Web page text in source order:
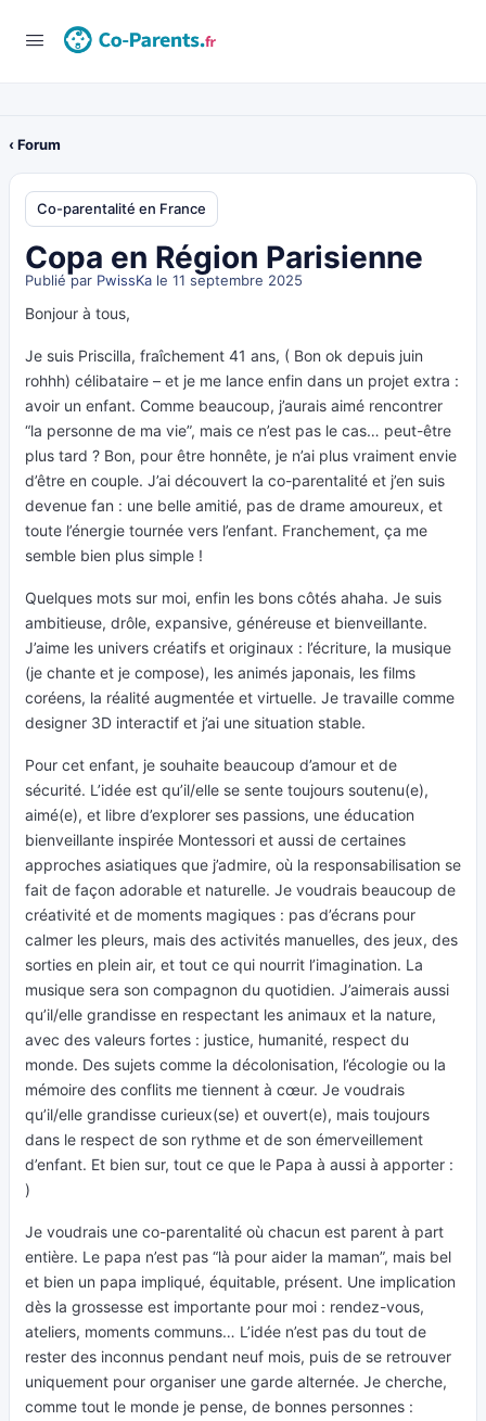
‹ Forum
Co-parentalité en France
Copa en Région Parisienne
Publié par PwissKa le 11 septembre 2025
Bonjour à tous,
Je suis Priscilla, fraîchement 41 ans, ( Bon ok depuis juin
rohhh) célibataire – et je me lance enfin dans un projet extra :
avoir un enfant. Comme beaucoup, j’aurais aimé rencontrer
“la personne de ma vie”, mais ce n’est pas le cas… peut-être
plus tard ? Bon, pour être honnête, je n’ai plus vraiment envie
d’être en couple. J’ai découvert la co-parentalité et j’en suis
devenue fan : une belle amitié, pas de drame amoureux, et
toute l’énergie tournée vers l’enfant. Franchement, ça me
semble bien plus simple !
Quelques mots sur moi, enfin les bons côtés ahaha. Je suis
ambitieuse, drôle, expansive, généreuse et bienveillante.
J’aime les univers créatifs et originaux : l’écriture, la musique
(je chante et je compose), les animés japonais, les films
coréens, la réalité augmentée et virtuelle. Je travaille comme
designer 3D interactif et j’ai une situation stable.
Pour cet enfant, je souhaite beaucoup d’amour et de
sécurité. L’idée est qu’il/elle se sente toujours soutenu(e),
aimé(e), et libre d’explorer ses passions, une éducation
bienveillante inspirée Montessori et aussi de certaines
approches asiatiques que j’admire, où la responsabilisation se
fait de façon adorable et naturelle. Je voudrais beaucoup de
créativité et de moments magiques : pas d’écrans pour
calmer les pleurs, mais des activités manuelles, des jeux, des
sorties en plein air, et tout ce qui nourrit l’imagination. La
musique sera son compagnon du quotidien. J’aimerais aussi
qu’il/elle grandisse en respectant les animaux et la nature,
avec des valeurs fortes : justice, humanité, respect du
monde. Des sujets comme la décolonisation, l’écologie ou la
mémoire des conflits me tiennent à cœur. Je voudrais
qu’il/elle grandisse curieux(se) et ouvert(e), mais toujours
dans le respect de son rythme et de son émerveillement
d’enfant. Et bien sur, tout ce que le Papa à aussi à apporter :
)
Je voudrais une co-parentalité où chacun est parent à part
entière. Le papa n’est pas “là pour aider la maman”, mais bel
et bien un papa impliqué, équitable, présent. Une implication
dès la grossesse est importante pour moi : rendez-vous,
ateliers, moments communs… L’idée n’est pas du tout de
rester des inconnus pendant neuf mois, puis de se retrouver
uniquement pour organiser une garde alternée. Je cherche,
comme tout le monde je pense, de bonnes personnes :